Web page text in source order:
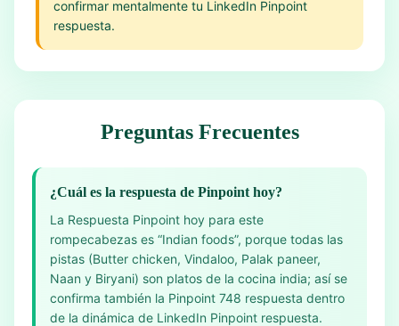
confirmar mentalmente tu LinkedIn Pinpoint
respuesta.
Preguntas Frecuentes
¿Cuál es la respuesta de Pinpoint hoy?
La Respuesta Pinpoint hoy para este
rompecabezas es “Indian foods”, porque todas las
pistas (Butter chicken, Vindaloo, Palak paneer,
Naan y Biryani) son platos de la cocina india; así se
confirma también la Pinpoint 748 respuesta dentro
de la dinámica de LinkedIn Pinpoint respuesta.